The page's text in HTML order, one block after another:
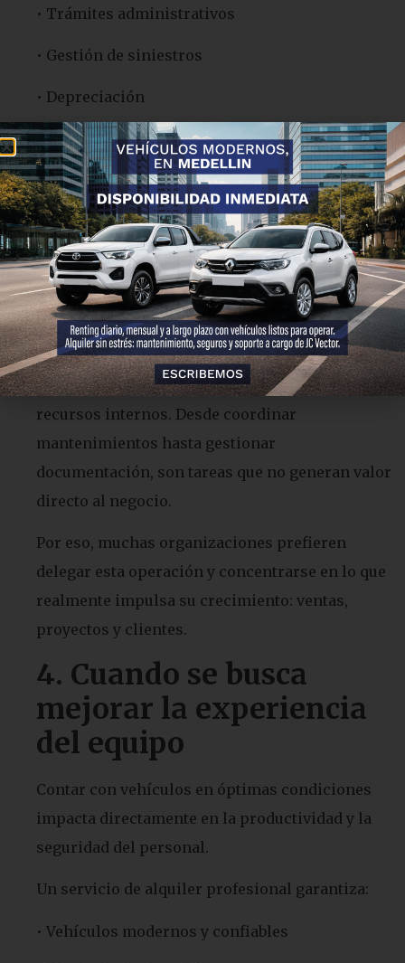
• Trámites administrativos
• Gestión de siniestros
• Depreciación
En cambio, con un esquema de alquiler, estos
costos suelen estar integrados en una sola cuota,
lo que facilita el control del presupuesto y
mejora la previsibilidad financiera.
3. Cuando la empresa
quiere enfocarse en su
negocio principal
La gestión de flotas puede consumir tiempo y
recursos internos. Desde coordinar
mantenimientos hasta gestionar
documentación, son tareas que no generan valor
directo al negocio.
Por eso, muchas organizaciones prefieren
delegar esta operación y concentrarse en lo que
realmente impulsa su crecimiento: ventas,
proyectos y clientes.
4. Cuando se busca
mejorar la experiencia
del equipo
Contar con vehículos en óptimas condiciones
impacta directamente en la productividad y la
seguridad del personal.
Un servicio de alquiler profesional garantiza:
• Vehículos modernos y confiables